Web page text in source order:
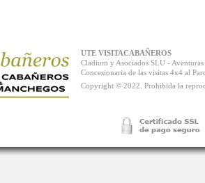
UTE VISITACABAÑEROS
Cladium y Asociados SLU -
Concesionaria de las visitas 4x4 al
Copyright © 2022. Prohibida la